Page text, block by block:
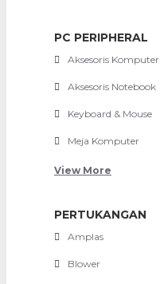
PC PERIPHERAL
Aksesoris Komputer
Aksesoris Notebook
Keyboard & Mouse
Meja Komputer
View More
PERTUKANGAN
Amplas
Blower